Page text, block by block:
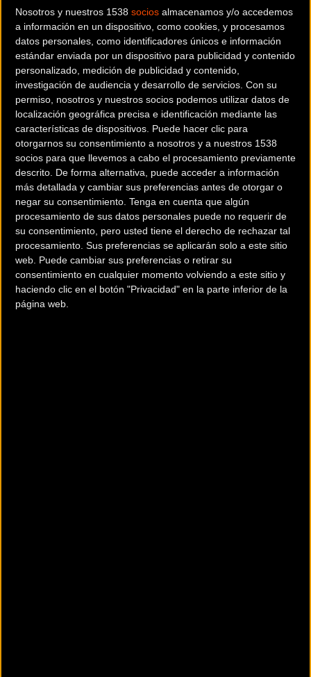
Nosotros y nuestros 1538 socios almacenamos y/o accedemos
a información en un dispositivo, como cookies, y procesamos
datos personales, como identificadores únicos e información
estándar enviada por un dispositivo para publicidad y contenido
personalizado, medición de publicidad y contenido,
investigación de audiencia y desarrollo de servicios. Con su
permiso, nosotros y nuestros socios podemos utilizar datos de
localización geográfica precisa e identificación mediante las
características de dispositivos. Puede hacer clic para
otorgarnos su consentimiento a nosotros y a nuestros 1538
socios para que llevemos a cabo el procesamiento previamente
descrito. De forma alternativa, puede acceder a información
más detallada y cambiar sus preferencias antes de otorgar o
negar su consentimiento. Tenga en cuenta que algún
procesamiento de sus datos personales puede no requerir de
su consentimiento, pero usted tiene el derecho de rechazar tal
procesamiento. Sus preferencias se aplicarán solo a este sitio
web. Puede cambiar sus preferencias o retirar su
consentimiento en cualquier momento volviendo a este sitio y
haciendo clic en el botón "Privacidad" en la parte inferior de la
página web.
Terms of use © 1987–2026 HERE
200 km
¿Eres el propietario de esta tienda? Descubre cómohacerte tienda
Premium para llegar a más clientes
Comercios Bz Premium
ESCAPA BARCELONA NORD